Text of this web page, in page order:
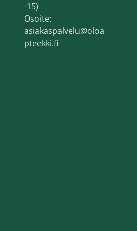
-15)
Osoite:
asiakaspalvelu@oloa
pteekki.fi